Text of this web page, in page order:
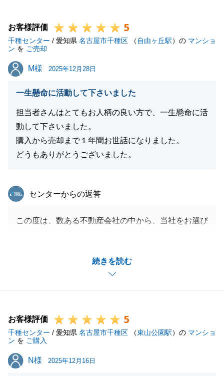
今後とも何かお力になれることがございましたらお気
軽にご相談ください。
お客様評価 5
千種センター / 愛知県 名古屋市千種区 （ 自由ヶ丘駅）の マンショ
ン を ご売却
M様
M様 2025年12月28日
一生懸命に活動して下さいました
担当者さんはとてもお人柄の良い方で、一生懸命に活
動して下さいました。
購入から売却まで１年間お世話になりました。
どうもありがとうございました。
続きを読む
東急リバブル
センターからの返答
この度は、数ある不動産会社の中から、当社をお選び
せていただきましたが、今回も無事ご満足のいただけ
るお取引となり、非常に嬉しく思います。
もし、また不動産売買につき機会がございましたら、
しくお願いいたします。
お客様評価 5
千種センター / 愛知県 名古屋市千種区 （東山公園駅）の マンショ
ン を ご購入
N様
N様 2025年12月16日